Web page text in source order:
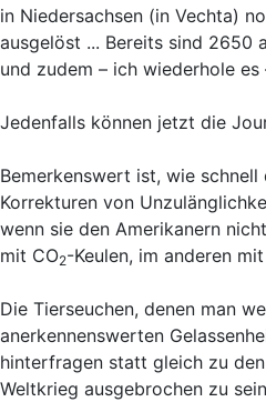
in Niedersachsen (in Vechta)
ausgelöst ... Bereits sind 2650
und zudem – ich wiederhole
Jedenfalls können jetzt die
Bemerkenswert ist, wie
Korrekturen von
wenn sie den Amerikanern
mit CO2-Keulen, im anderen
Die Tierseuchen, denen man
anerkennenswerten
hinterfragen statt gleich zu
Weltkrieg ausgebrochen zu